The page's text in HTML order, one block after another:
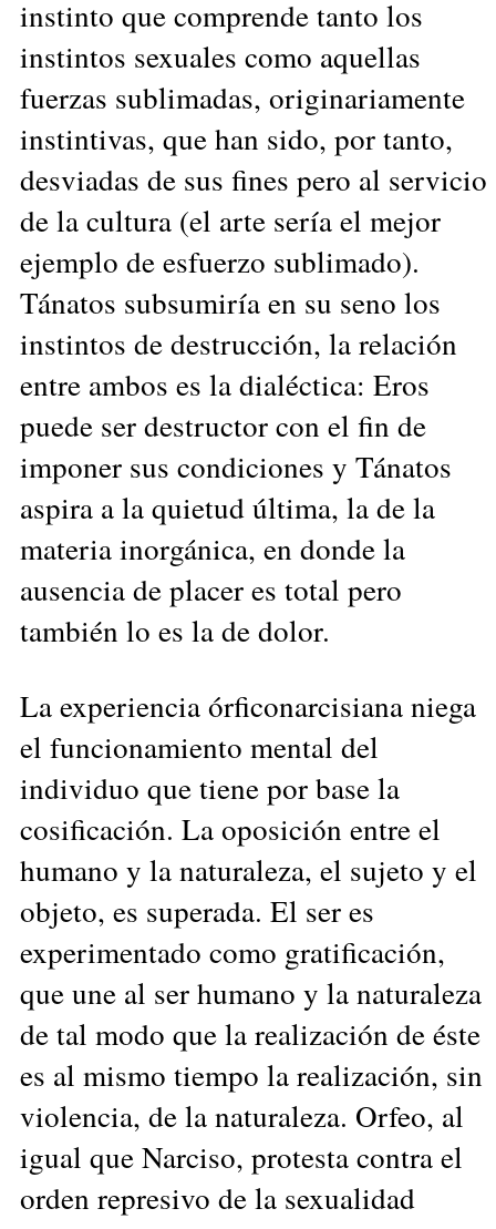
instinto que comprende tanto los
instintos sexuales como aquellas
fuerzas sublimadas, originariamente
instintivas, que han sido, por tanto,
desviadas de sus fines pero al servicio
de la cultura (el arte sería el mejor
ejemplo de esfuerzo sublimado).
Tánatos subsumiría en su seno los
instintos de destrucción, la relación
entre ambos es la dialéctica: Eros
puede ser destructor con el fin de
imponer sus condiciones y Tánatos
aspira a la quietud última, la de la
materia inorgánica, en donde la
ausencia de placer es total pero
también lo es la de dolor.
La experiencia órficonarcisiana niega
el funcionamiento mental del
individuo que tiene por base la
cosificación. La oposición entre el
humano y la naturaleza, el sujeto y el
objeto, es superada. El ser es
experimentado como gratificación,
que une al ser humano y la naturaleza
de tal modo que la realización de éste
es al mismo tiempo la realización, sin
violencia, de la naturaleza. Orfeo, al
igual que Narciso, protesta contra el
orden represivo de la sexualidad